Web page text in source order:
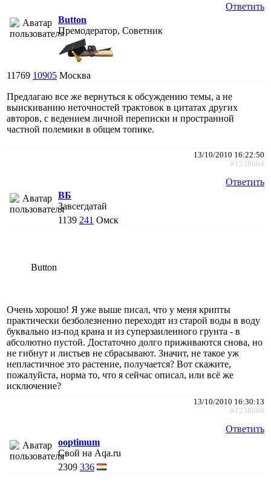
Ответить
Button
Премодератор, Советник
11769 10905 Москва
Предлагаю все же вернуться к обсуждению темы, а не
выискиванию неточностей трактовок в цитатах других
авторов, с ведением личной переписки и пространной
частной полемики в общем топике.
13/10/2010 16:22:50
#1238664
Ответить
ВБ
Завсегдатай
1139 241 Омск
Button
Очень хорошо! Я уже выше писал, что у меня крипты
практически безболезненно переходят из старой воды в воду
буквально из-под крана и из суперзаиленного грунта - в
абсолютно пустой. Достаточно долго приживаются снова, но
не гибнут и листьев не сбрасывают. Значит, не такое уж
непластичное это растение, получается? Вот скажите,
пожалуйста, норма то, что я сейчас описал, или всё же
исключение?
13/10/2010 16:30:13
#1238669
Ответить
ooptimum
Свой на Aqa.ru
2309 336